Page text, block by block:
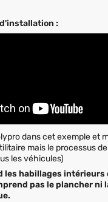
:
dans cet exemple et
mais le processus
les véhicules)
les habillages intérieurs
pas le plancher ni